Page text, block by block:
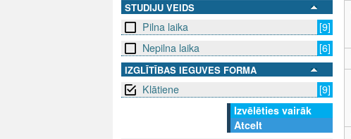
STUDIJU VEIDS
Pilna laika
[9]
Nepilna laika
[6]
IZGLĪTĪBAS IEGUVES FORMA
Klātiene
[9]
Izvēlēties vairāk
Atcelt